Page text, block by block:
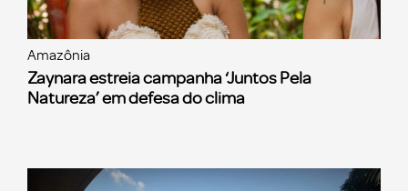
Amazônia
Zaynara estreia campanha ‘Juntos Pela
Natureza’ em defesa do clima